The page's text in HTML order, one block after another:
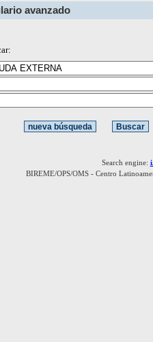
avanzado
Search engine:
BIREME/OPS/OMS - Centro